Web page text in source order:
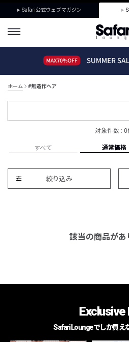
Safari公式ウェブマガジン
ホーム #無造作ヘア
対象件数 : 0
すべて 通常価格
絞り込み
該当の商品があ
Exclusive
Safari Loungeでしか買え